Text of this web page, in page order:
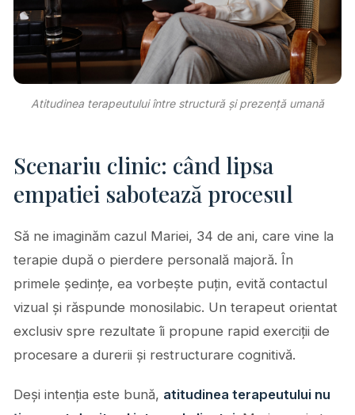
Atitudinea terapeutului între structură și prezență umană
Scenariu clinic: când lipsa
empatiei sabotează procesul
Să ne imaginăm cazul Mariei, 34 de ani, care vine la
terapie după o pierdere personală majoră. În
primele ședințe, ea vorbește puțin, evită contactul
vizual și răspunde monosilabic. Un terapeut orientat
exclusiv spre rezultate îi propune rapid exerciții de
procesare a durerii și restructurare cognitivă.
Deși intenția este bună, atitudinea terapeutului nu